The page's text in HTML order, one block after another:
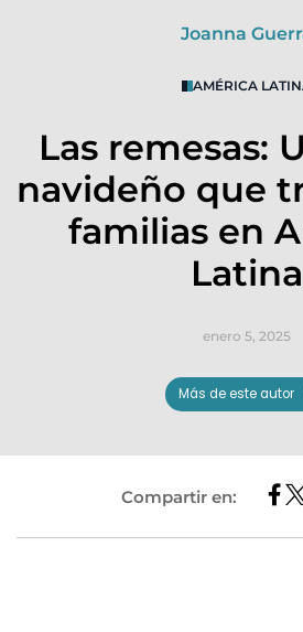
Joanna
AMÉRICA
Las remesas:
navideño que
familias en
Latina
enero 5, 2025
Más de este autor
Compartir en: